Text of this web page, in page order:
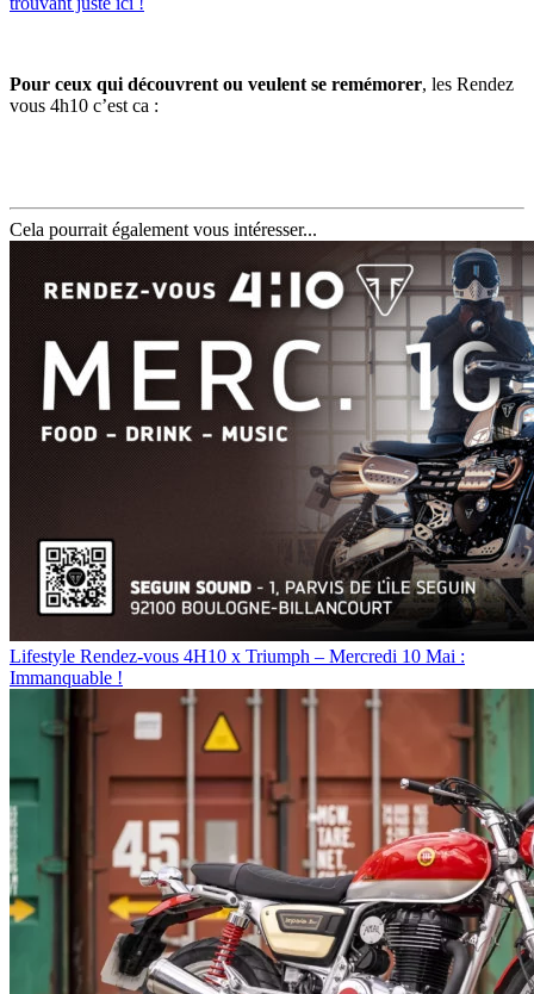
Pour ceux qui découvrent ou veulent se remémorer, les Rendez
vous 4h10 c’est ca :
Cela pourrait également vous intéresser...
Lifestyle Rendez-vous 4H10 x Triumph – Mercredi 10 Mai :
Immanquable !